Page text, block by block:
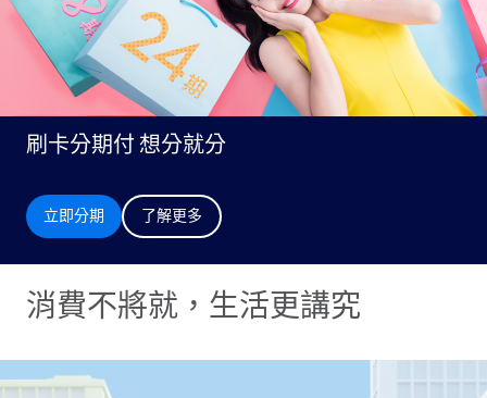
刷卡分期付 想分就分
立即分期 了解更多
消費不將就，生活更講究